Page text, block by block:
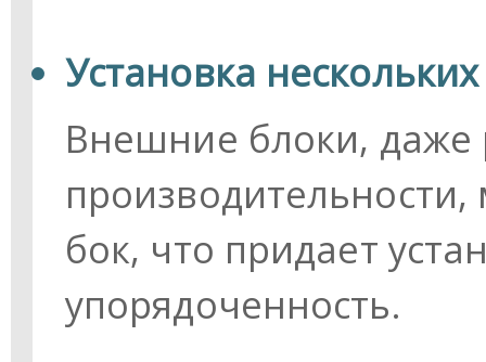
Установка
Внешние блоки, даже
бок, что придает
упорядоченность.